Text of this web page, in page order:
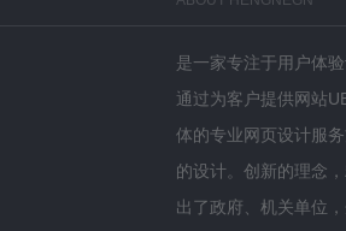
是一家专注于用户体
通过为客户提供网站
体的专业网页设计服
的设计。创新的理念
出了政府、机关单位